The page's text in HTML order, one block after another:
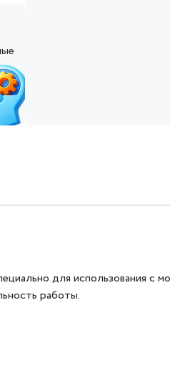
для использования с
работы.